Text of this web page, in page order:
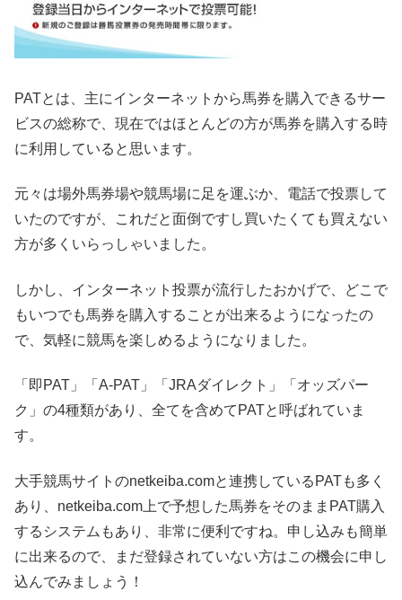
PATとは、主にインターネットから馬券を購入できるサー
ビスの総称で、現在ではほとんどの方が馬券を購入する時
に利用していると思います。
元々は場外馬券場や競馬場に足を運ぶか、電話で投票して
いたのですが、これだと面倒ですし買いたくても買えない
方が多くいらっしゃいました。
しかし、インターネット投票が流行したおかげで、どこで
もいつでも馬券を購入することが出来るようになったの
で、気軽に競馬を楽しめるようになりました。
「即PAT」「A-PAT」「JRAダイレクト」「オッズパー
ク」の4種類があり、全てを含めてPATと呼ばれていま
す。
大手競馬サイトのnetkeiba.comと連携しているPATも多く
あり、netkeiba.com上で予想した馬券をそのままPAT購入
するシステムもあり、非常に便利ですね。申し込みも簡単
に出来るので、まだ登録されていない方はこの機会に申し
込んでみましょう！